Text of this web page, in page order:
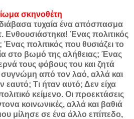
σκηνοθέτη
τυχαία ένα απόσπασμα
Ενθουσιάστηκα! Ένας πολιτικός
πολιτικός που θυσιάζει το
στο βωμό της αλήθειας; Ένας
τους φόβους του και ζητά
συγνώμη από τον λαό, αλλά και
εαυτό; Τι ήταν αυτό; Δεν είχα
κείμενο. Οι προεκτάσεις
κοινωνικές, αλλά και βαθιά
μίλησε σε ένα άλλο επίπεδο,